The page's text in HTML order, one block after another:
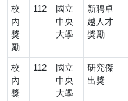
校
內
獎
勵
112
國立
中央
大學
新聘卓
越人才
獎勵
校
內
獎
112
國立
中央
大學
研究傑
出獎